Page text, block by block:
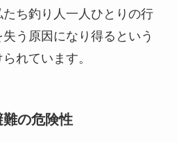
ち釣り人一人ひとりの行
う原因になり得るという
れています。
の危険性